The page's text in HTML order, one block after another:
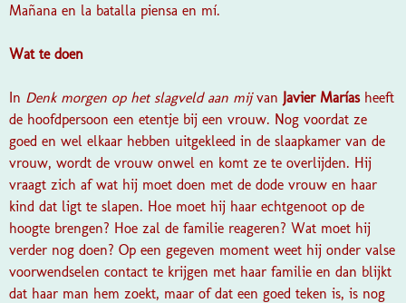
Mañana en la batalla piensa en mí.
Wat te doen
In Denk morgen op het slagveld aan mij van Javier Maríasheeft
de hoofdpersoon een etentje bij een vrouw. Nog voordat ze
goed en wel elkaar hebben uitgekleed in de slaapkamer van de
vrouw, wordt de vrouw onwel en komt ze te overlijden. Hij
vraagt zich af wat hij moet doen met de dode vrouw en haar
kind dat ligt te slapen. Hoe moet hij haar echtgenoot op de
hoogte brengen? Hoe zal de familie reageren? Wat moet hij
verder nog doen? Op een gegeven moment weet hij onder valse
voorwendselen contact te krijgen met haar familie en dan blijkt
dat haar man hem zoekt, maar of dat een goed teken is, is nog